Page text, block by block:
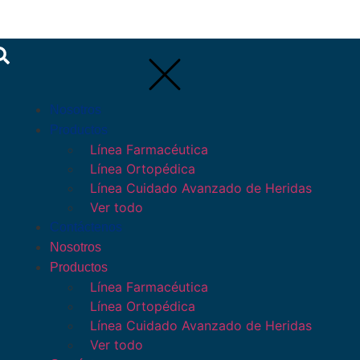
Nosotros
Productos
Línea Farmacéutica
Línea Ortopédica
Línea Cuidado Avanzado de Heridas
Ver todo
Contáctenos
Nosotros
Productos
Línea Farmacéutica
Línea Ortopédica
Línea Cuidado Avanzado de Heridas
Ver todo